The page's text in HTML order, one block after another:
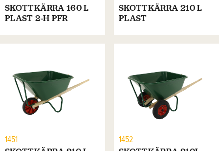
SKOTTKÄRRA 160 L
PLAST 2-H PFR
SKOTTKÄRRA 210 L
PLAST
1451 1452